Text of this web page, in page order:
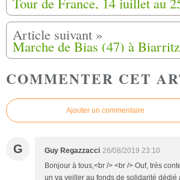
COMMENTER CET
Ajouter un commentaire
G Guy Regazzacci 26/08/2019 23:10
Bonjour à tous,<br /> <br /> Ouf, très
un va veiller au fonds de solidarité dédié